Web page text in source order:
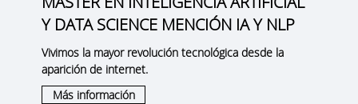
Y DATA SCIENCE MENCIÓN IA Y NLP
Vivimos la mayor revolución tecnológica desde la
aparición de internet.
Más información